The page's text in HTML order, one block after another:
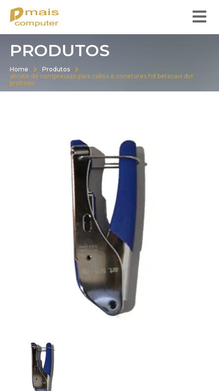
PRODUTOS
Home
Produtos
alicate de compressao para cabos e conetores hd betacavi dvr
profissio